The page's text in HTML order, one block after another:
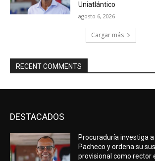
Uniatlántico
agosto 6, 2026
Cargar más
RECENT COMMENTS
DESTACADOS
Procuraduría investiga
Pacheco y ordena su
provisional como rector